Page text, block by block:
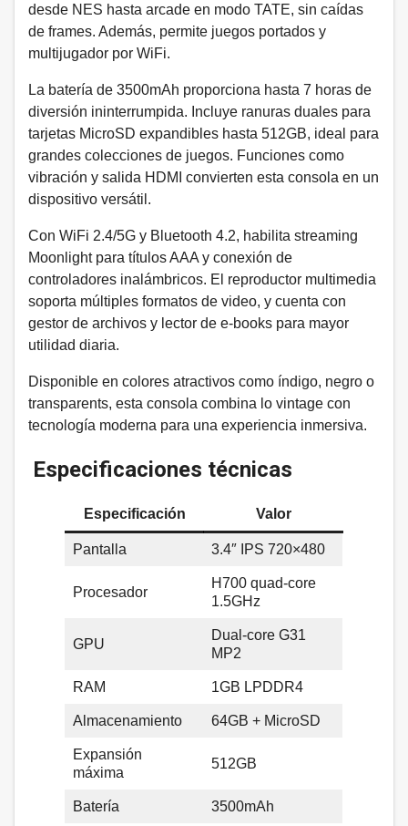
desde NES hasta arcade en modo TATE, sin caídas
de frames. Además, permite juegos portados y
multijugador por WiFi.
La batería de 3500mAh proporciona hasta 7 horas de
diversión ininterrumpida. Incluye ranuras duales para
tarjetas MicroSD expandibles hasta 512GB, ideal para
grandes colecciones de juegos. Funciones como
vibración y salida HDMI convierten esta consola en un
dispositivo versátil.
Con WiFi 2.4/5G y Bluetooth 4.2, habilita streaming
Moonlight para títulos AAA y conexión de
controladores inalámbricos. El reproductor multimedia
soporta múltiples formatos de video, y cuenta con
gestor de archivos y lector de e-books para mayor
utilidad diaria.
Disponible en colores atractivos como índigo, negro o
transparents, esta consola combina lo vintage con
tecnología moderna para una experiencia inmersiva.
Especificaciones técnicas
Especificación Valor
Pantalla 3.4″ IPS 720×480
Procesador
H700 quad-core
1.5GHz
GPU
Dual-core G31
MP2
RAM 1GB LPDDR4
Almacenamiento 64GB + MicroSD
Expansión
máxima
512GB
Batería 3500mAh